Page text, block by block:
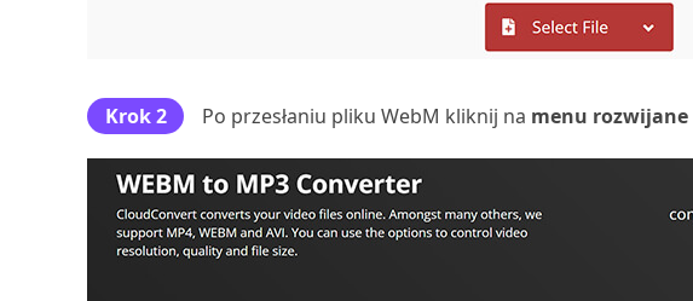
Krok 2 Po przesłaniu pliku WebM kliknij na menu rozwijane